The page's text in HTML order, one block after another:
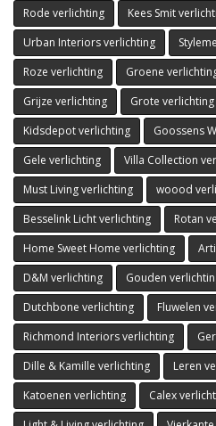
Rode verlichting
Kees Smit
Urban Interiors verlichting
Roze verlichting
Groene
Grijze verlichting
Grote verlichting
Kidsdepot verlichting
Goossens
Gele verlichting
Villa Collection
Must Living verlichting
woood
Besselink Licht verlichting
Rotan
Home Sweet Home verlichting
D&M verlichting
Gouden
Dutchbone verlichting
Fluwelen
Richmond Interiors verlichting
Dille & Kamille verlichting
Leren
Katoenen verlichting
Calex